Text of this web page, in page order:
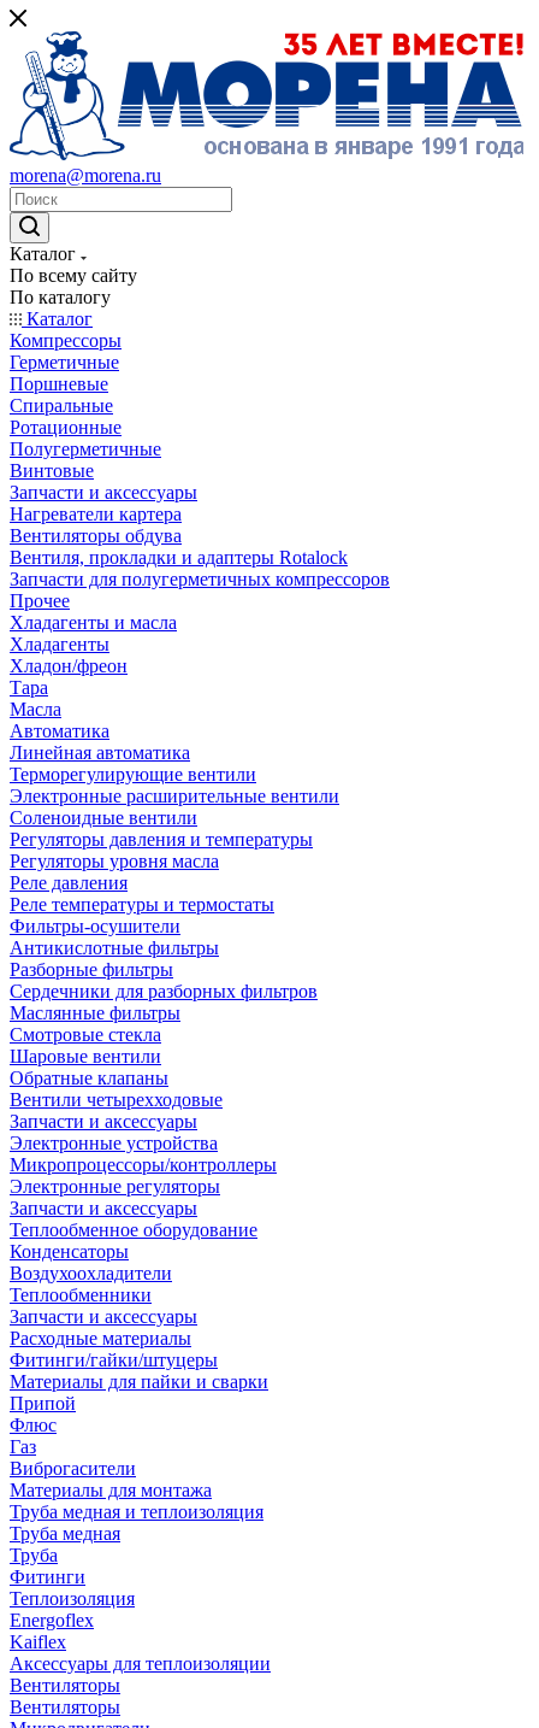
morena@morena.ru
Каталог
По всему сайту
По каталогу
Каталог
Компрессоры
Герметичные
Поршневые
Спиральные
Ротационные
Полугерметичные
Винтовые
Запчасти и аксессуары
Нагреватели картера
Вентиляторы обдува
Вентиля, прокладки и адаптеры Rotalock
Запчасти для полугерметичных компрессоров
Прочее
Хладагенты и масла
Хладагенты
Хладон/фреон
Тара
Масла
Автоматика
Линейная автоматика
Терморегулирующие вентили
Электронные расширительные вентили
Соленоидные вентили
Регуляторы давления и температуры
Регуляторы уровня масла
Реле давления
Реле температуры и термостаты
Фильтры-осушители
Антикислотные фильтры
Разборные фильтры
Сердечники для разборных фильтров
Маслянные фильтры
Смотровые стекла
Шаровые вентили
Обратные клапаны
Вентили четырехходовые
Запчасти и аксессуары
Электронные устройства
Микропроцессоры/контроллеры
Электронные регуляторы
Запчасти и аксессуары
Теплообменное оборудование
Конденсаторы
Воздухоохладители
Теплообменники
Запчасти и аксессуары
Расходные материалы
Фитинги/гайки/штуцеры
Материалы для пайки и сварки
Припой
Флюс
Газ
Виброгасители
Материалы для монтажа
Труба медная и теплоизоляция
Труба медная
Труба
Фитинги
Теплоизоляция
Energoflex
Kaiflex
Аксессуары для теплоизоляции
Вентиляторы
Вентиляторы